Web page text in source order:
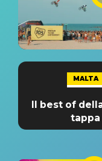
MALTA
Il best of
tappa